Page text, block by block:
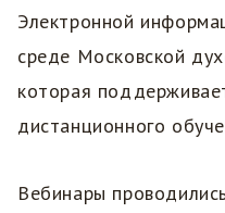
Электронной
среде Московской
которая
дистанционного
Вебинары